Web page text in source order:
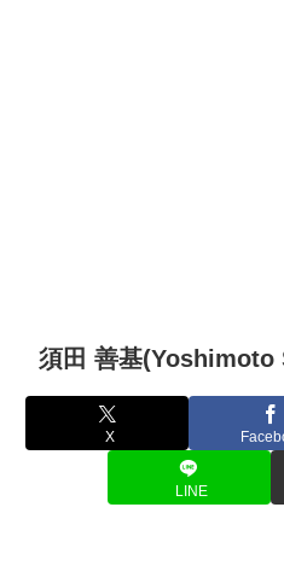
須田 善基(Yoshimoto
X
LINE